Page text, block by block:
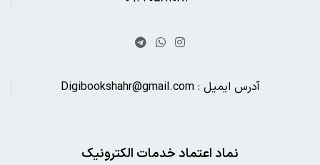
آدرس ایمیل : Digibookshahr@gmail.com
نماد اعتماد خدمات الکترونیک